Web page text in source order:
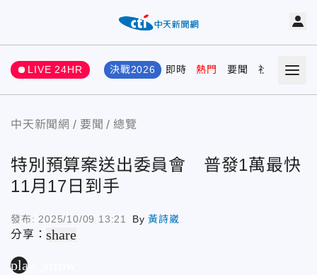
LIVE 24HR 決戰2026 即時 熱門 要聞 社會 娛樂
中天新聞網 要聞 總覽
特別預算案送出委員會 普發1萬最快
11月17日到手
發布: 2025/10/09 13:21 By黃詩崴
分享：share
play_arrow